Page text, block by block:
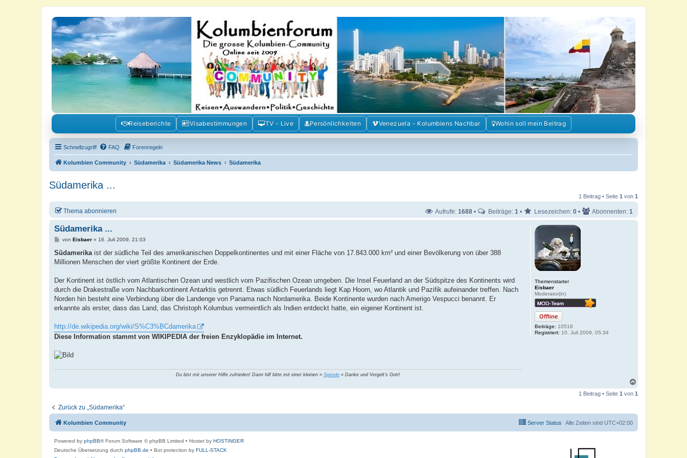
Kolumbienforum - Das grosse Forum der Freunde Kolumbiens
Reisen, Auswandern, Kultur, Politik, Geschichte und Visum in Kolumbien und Venezuela. Austausch, Erfahrungen und Gemeinschaft im Kolumbienforum
Reiseberichte Visabestimmungen TV - Live Persönlichkeiten Venezuela - Kolumbiens Nachbar Wohin soll mein Beitrag
Schnellzugriff FAQ Forenregeln
Kolumbien Community Südamerika Südamerika News Südamerika
Südamerika ...
1 Beitrag • Seite 1 von 1
Thema abonnieren Aufrufe: 1688 • Beiträge: 1 • Lesezeichen: 0 • Abonnenten: 1
Themenstarter
Eisbaer
Moderator(in)
Offline
Beiträge: 10516
Registriert: 10. Juli 2009, 05:34
Südamerika ...
B
i
r
von Eisbaer» 16. Juli 2009, 21:03
Südamerikaist der südliche Teil des amerikanischen Doppelkontinentes und mit einer Fläche von 17.843.000 km² und einer Bevölkerung von über 388
Millionen Menschen der viert größte Kontinent der Erde.
Der Kontinent ist östlich vom Atlantischen Ozean und westlich vom Pazifischen Ozean umgeben. Die Insel Feuerland an der Südspitze des Kontinents wird
durch die Drakestraße vom Nachbarkontinent Antarktis getrennt. Etwas südlich Feuerlands liegt Kap Hoorn, wo Atlantik und Pazifik aufeinander treffen. Nach
Norden hin besteht eine Verbindung über die Landenge von Panama nach Nordamerika. Beide Kontinente wurden nach Amerigo Vespucci benannt. Er
erkannte als erster, dass das Land, das Christoph Kolumbus vermeintlich als Indien entdeckt hatte, ein eigener Kontinent ist.
http://de.wikipedia.org/wiki/S%C3%BCdamerika
Diese Information stammt von WIKIPEDIA der freien Enzyklopädie im Internet.
Du bist mit unserer Hilfe zufrieden! Dann hilf bitte mit einer kleinen » Spende « Danke und Vergelt's Gott!
c
b
n
1 Beitrag • Seite 1 von 1
Zurück zu „Südamerika“
Kolumbien Community Alle Zeiten sind UTC+02:00
Server Status
Powered by phpBB® Forum Software © phpBB Limited • Hostet by HOSTINGER
Deutsche Übersetzung durch phpBB.de • Bot protection by FULL-STACK